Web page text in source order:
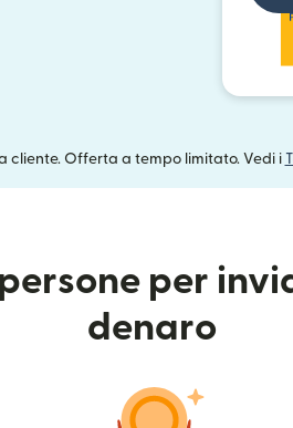
cliente. Offerta a tempo limitato. Vedi i
per
denaro